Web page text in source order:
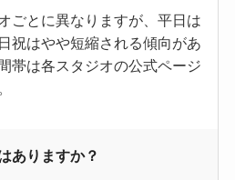
ごとに異なりますが、平日は
祝はやや短縮される傾向があ
帯は各スタジオの公式ページ
ありますか？